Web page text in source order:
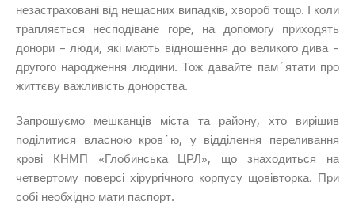
незастраховані від нещасних випадків, хвороб тощо. І коли
трапляється несподіване горе, на допомогу приходять
донори – люди, які мають відношення до великого дива –
другого народження людини. Тож давайте пам´ятати про
життєву важливість донорства.
Запрошуємо мешканців міста та району, хто вирішив
поділитися власною кров´ю, у відділення переливання
крові КНМП «Глобинська ЦРЛ», що знаходиться на
четвертому поверсі хірургічного корпусу щовівторка. При
собі необхідно мати паспорт.